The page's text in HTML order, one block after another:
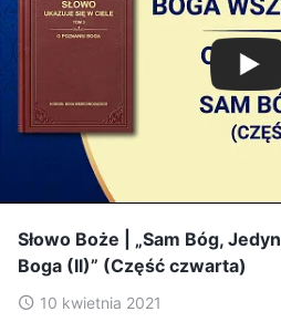
Słowo Boże | „Sam Bóg,
Boga (II)” (Część czwarta)
10 kwietnia 2021